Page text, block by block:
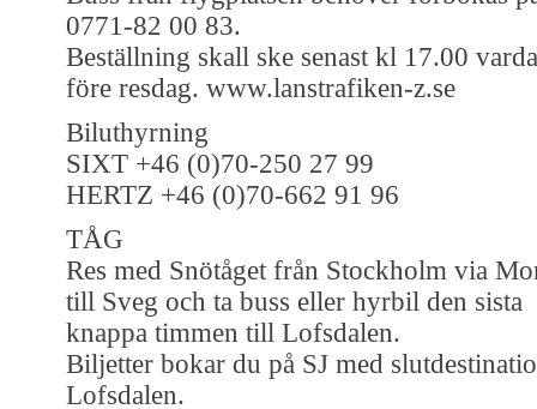
0771-82 00 83.
Beställning skall ske senast kl 17.00
före resdag. www.lanstrafiken-z.se
Biluthyrning
SIXT +46 (0)70-250 27 99
HERTZ +46 (0)70-662 91 96
TÅG
Res med Snötåget från Stockholm via
till Sveg och ta buss eller hyrbil den sista
knappa timmen till Lofsdalen.
Biljetter bokar du på SJ med
Lofsdalen.